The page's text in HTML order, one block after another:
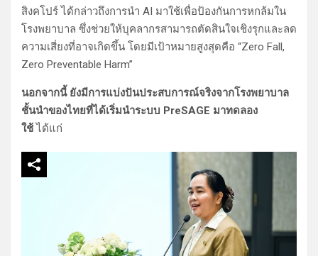
สิงคโปร์ ได้กล่าวถึงการนำ AI มาใช้เพื่อป้องกันการหกล้มใน
โรงพยาบาล ซึ่งช่วยให้บุคลากรสามารถตัดสินใจเชิงรุกและลด
ความเสี่ยงที่อาจเกิดขึ้น โดยมีเป้าหมายสูงสุดคือ “Zero Fall,
Zero Preventable Harm”
นอกจากนี้ ยังมีการแบ่งปันประสบการณ์จริงจากโรงพยาบาล
ชั้นนำของไทยที่ได้เริ่มนำระบบ PreSAGE มาทดลอง
ใช้ ได้แก่